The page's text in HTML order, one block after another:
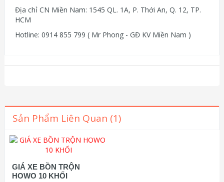
Địa chỉ CN Miền Nam: 1545 QL. 1A, P. Thới An, Q. 12, TP.
HCM
Hotline: 0914 855 799 ( Mr Phong - GĐ KV Miền Nam )
Sản Phẩm Liên Quan (1)
GIÁ XE BỒN TRỘN
HOWO 10 KHỐI